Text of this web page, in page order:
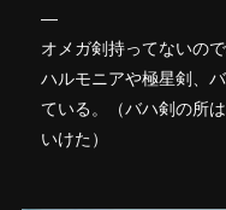
—
オメガ剣持ってないの
ハルモニアや極星剣、
ている。（バハ剣の所
いけた）